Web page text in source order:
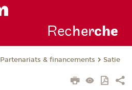
Recherche
Partenariats & financements Satie